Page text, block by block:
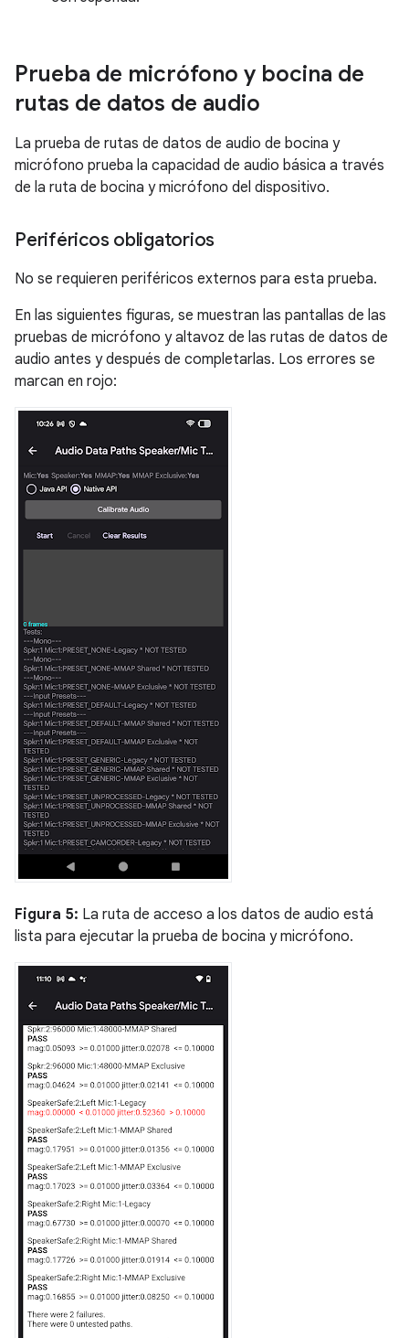
Prueba de micrófono y bocina de
rutas de datos de audio
La prueba de rutas de datos de audio de bocina y
micrófono prueba la capacidad de audio básica a través
de la ruta de bocina y micrófono del dispositivo.
Periféricos obligatorios
No se requieren periféricos externos para esta prueba.
En las siguientes figuras, se muestran las pantallas de las
pruebas de micrófono y altavoz de las rutas de datos de
audio antes y después de completarlas. Los errores se
marcan en rojo:
Figura 5: La ruta de acceso a los datos de audio está
lista para ejecutar la prueba de bocina y micrófono.